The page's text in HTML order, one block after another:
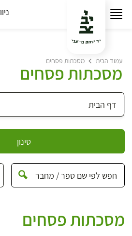
עמוד הבית מסכתות פסחים
מסכתות פסחים
סינון
מסכתות פסחים